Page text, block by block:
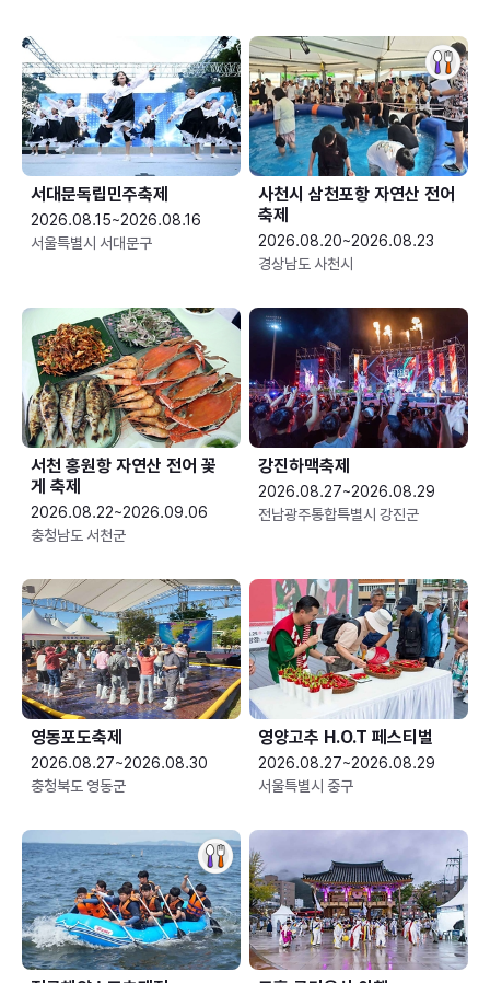
서대문독립민주축제
2026.08.15~2026.08.16
서울특별시 서대문구
사천시 삼천포항 자연산 전어
축제
2026.08.20~2026.08.23
경상남도 사천시
서천 홍원항 자연산 전어 꽃
게 축제
2026.08.22~2026.09.06
충청남도 서천군
강진하맥축제
2026.08.27~2026.08.29
전남광주통합특별시 강진군
영동포도축제
2026.08.27~2026.08.30
충청북도 영동군
영양고추 H.O.T 페스티벌
2026.08.27~2026.08.29
서울특별시 중구